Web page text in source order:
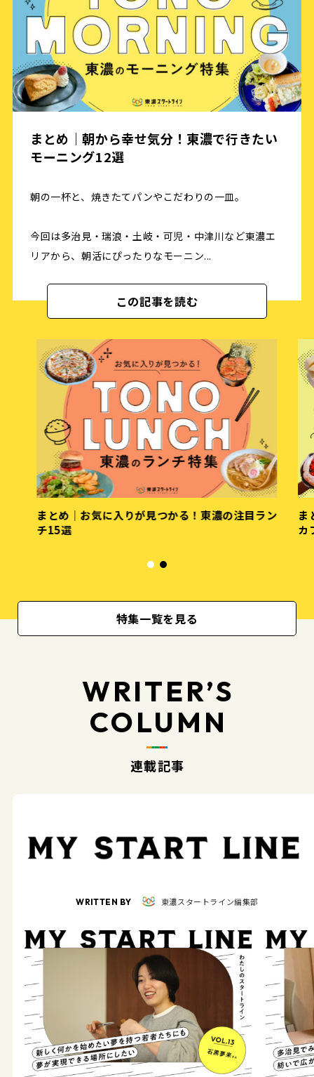
まとめ｜朝から幸せ気分！東濃で行きたい
モーニング12選
朝の一杯と、焼きたてパンやこだわりの一皿。
今回は多治見・瑞浪・土岐・可児・中津川など東濃エ
リアから、朝活にぴったりなモーニン...
この記事を読む
まとめ｜お気に入りが見つかる！東濃の注目ラン
チ15選
ま
カ
特集一覧を見る
WRITER’S
COLUMN
連載記事
WRITTEN BY 東濃スタートライン編集部